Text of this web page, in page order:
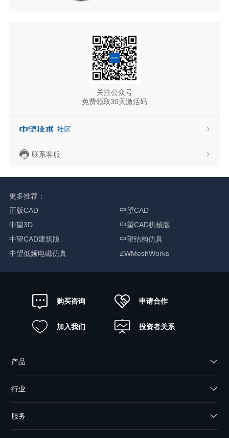
关注公众号
免费领取30天激活码
联系客服
更多推荐：
正版CAD
中望CAD
中望3D
中望CAD机械版
中望CAD建筑版
中望结构仿真
中望低频电磁仿真
ZWMeshWorks
购买咨询 申请合作
加入我们 投资者关系
产品
行业
服务